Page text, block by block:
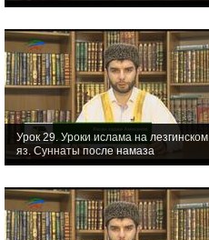
Урок 29. Уроки ислама на лезгинском
яз. Суннаты после намаза